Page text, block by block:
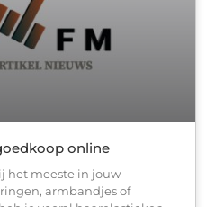
online
het meeste in jouw
armbandjes of